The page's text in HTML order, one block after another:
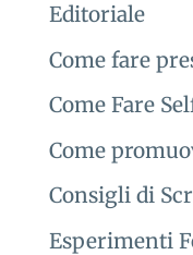
Editoriale
Come fare
Come Fare
Come
Consigli di
Esperimenti